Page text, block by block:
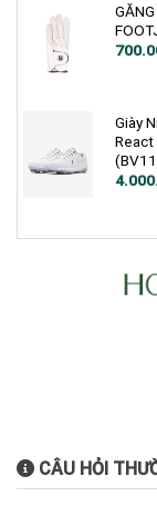
Giày
React
Giá
Giá
CÂU HỎI